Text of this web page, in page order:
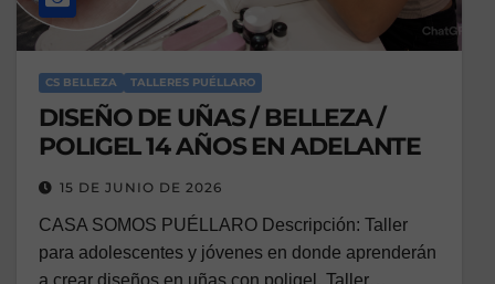
CS BELLEZA TALLERES PUÉLLARO
DISEÑO DE UÑAS / BELLEZA /
POLIGEL 14 AÑOS EN ADELANTE
15 DE JUNIO DE 2026
CASA SOMOS PUÉLLARO Descripción: Taller
para adolescentes y jóvenes en donde aprenderán